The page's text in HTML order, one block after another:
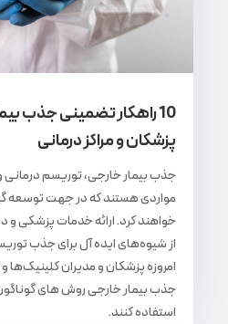
10 راهکار تضمینی جذب
پزشکان و مراکز درمانی
جذب بیمار خارجی، توریسم
مواردی هستند که در جهت توسعه
خواهند کرد. ارائه خدمات پزشکی و
از شیوه‌های ایده آل برای جذب
امروزه پزشکان و مدیران کلینیک‌ها و
جذب بیمار خارجی روش های
استفاده کنند.